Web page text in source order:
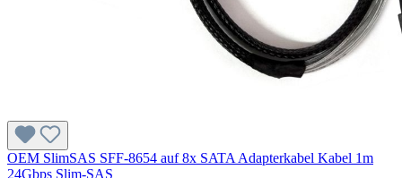
OEM SlimSAS SFF-8654 auf 8x SATA Adapterkabel Kabel 1m
24Gbps Slim-SAS